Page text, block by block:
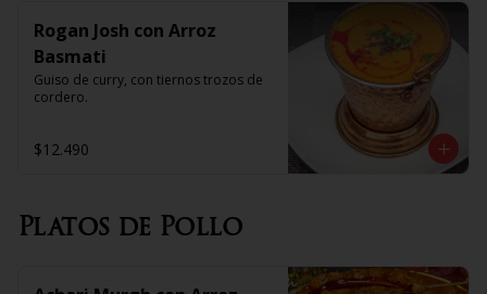
Rogan Josh con Arroz
Basmati
Guiso de curry, con tiernos trozos de
cordero.
$12.490
Platos de Pollo